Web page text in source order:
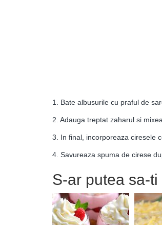
1. Bate albusurile cu praful de
2. Adauga treptat zaharul si
3. In final, incorporeaza ciresele
4. Savureaza spuma de cirese
S-ar putea sa-ti